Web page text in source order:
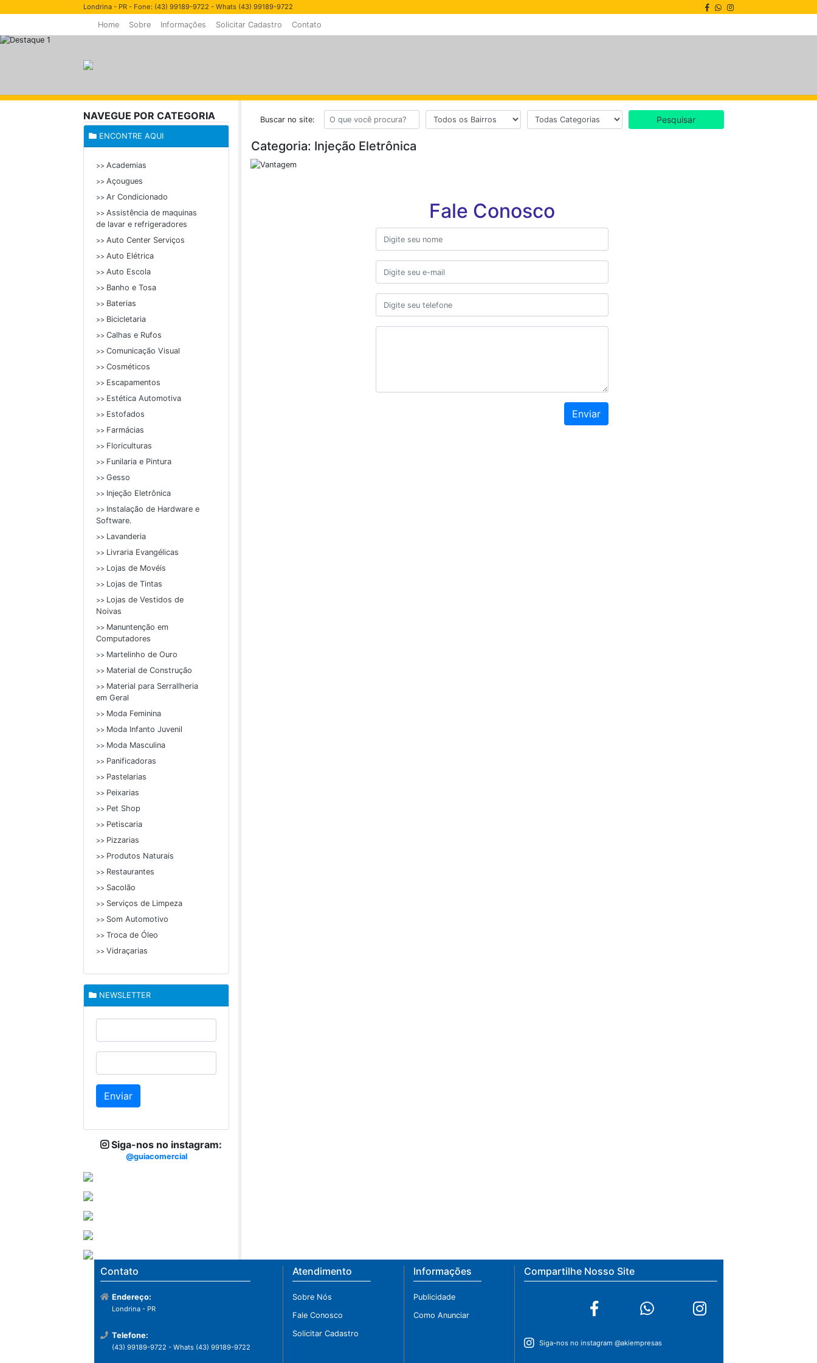
Londrina - PR - Fone: (43) 99189-9722 - Whats (43) 99189-9722
Home Sobre Informações Solicitar Cadastro Contato
NAVEGUE POR CATEGORIA
ENCONTRE AQUI
>> Academias
>> Açougues
>> Ar Condicionado
>> Assistência de maquinas
de lavar e refrigeradores
>> Auto Center Serviços
>> Auto Elétrica
>> Auto Escola
>> Banho e Tosa
>> Baterias
>> Bicicletaria
>> Calhas e Rufos
>> Comunicação Visual
>> Cosméticos
>> Escapamentos
>> Estética Automotiva
>> Estofados
>> Farmácias
>> Floriculturas
>> Funilaria e Pintura
>> Gesso
>> Injeção Eletrônica
>> Instalação de Hardware e
Software.
>> Lavanderia
>> Livraria Evangélicas
>> Lojas de Movéis
>> Lojas de Tintas
>> Lojas de Vestidos de
Noivas
>> Manuntenção em
Computadores
>> Martelinho de Ouro
>> Material de Construção
>> Material para Serrallheria
em Geral
>> Moda Feminina
>> Moda Infanto Juvenil
>> Moda Masculina
>> Panificadoras
>> Pastelarias
>> Peixarias
>> Pet Shop
>> Petiscaria
>> Pizzarias
>> Produtos Naturais
>> Restaurantes
>> Sacolão
>> Serviços de Limpeza
>> Som Automotivo
>> Troca de Óleo
>> Vidraçarias
NEWSLETTER
Siga-nos no instagram:
@guiacomercial
Buscar no site: Pesquisar
Categoria: Injeção Eletrônica
Fale Conosco
Contato
Endereço:
Londrina - PR
Telefone:
(43) 99189-9722 - Whats (43) 99189-9722
Atendimento
Sobre Nós
Fale Conosco
Solicitar Cadastro
Informações
Publicidade
Como Anunciar
Compartilhe Nosso Site
Siga-nos no instagram @akiempresas